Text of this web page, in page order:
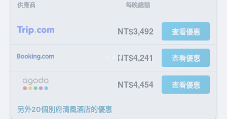
供應商 每晚總額
NT$3,492 查看優惠
NT$4,241 查看優惠
NT$4,454 查看優惠
另外20個別府清風酒店​的優惠